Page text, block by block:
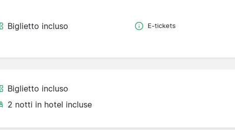
Biglietto incluso E-tickets
Biglietto incluso
2 notti in hotel incluse